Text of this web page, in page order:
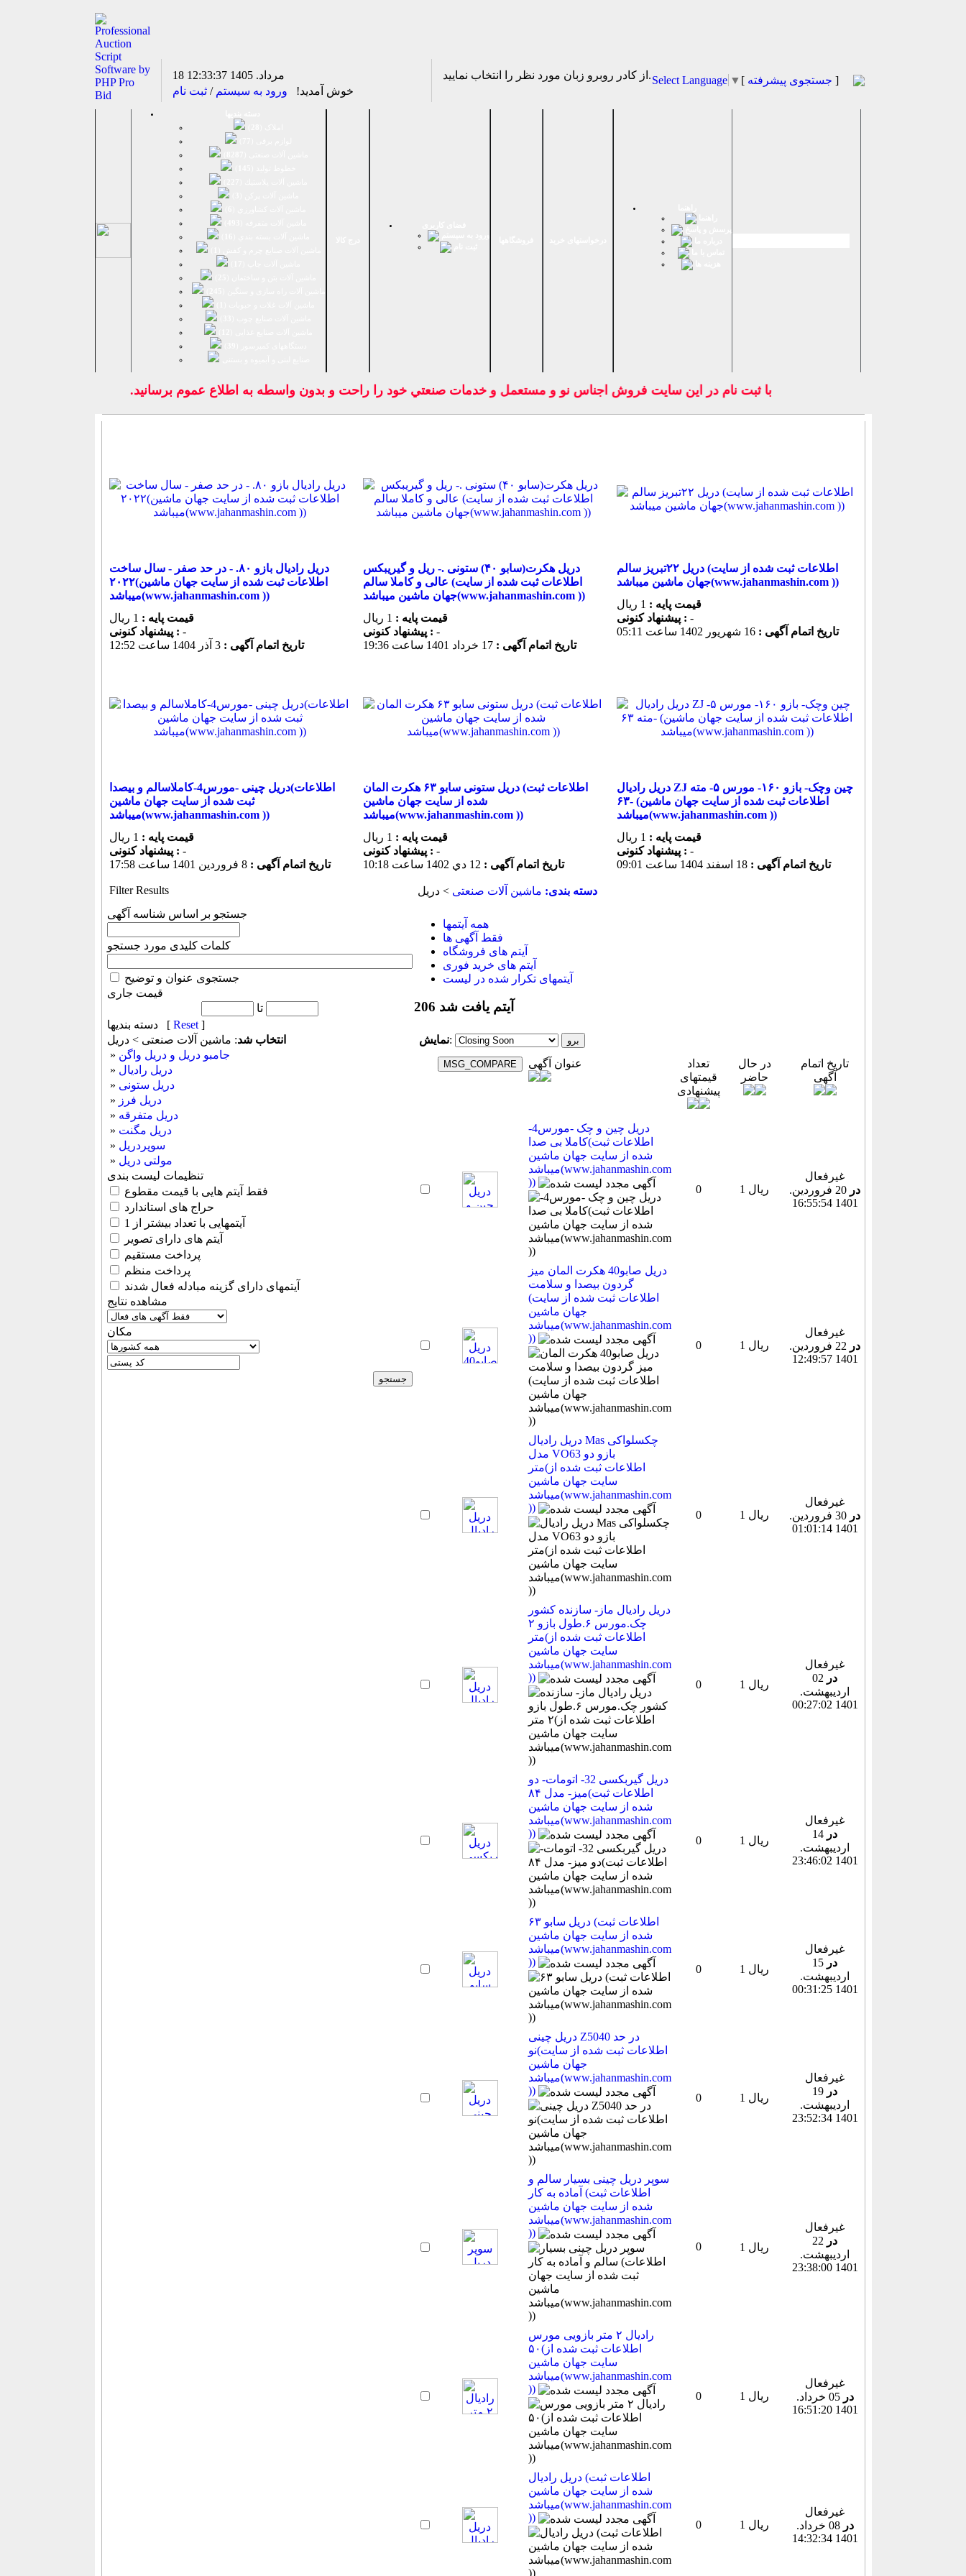
18 مرداد. 1405
12:33:38
خوش آمدید! ورود به سیستم /ثبت نام
از كادر روبرو زبان مورد نظر را انتخاب نماييد.Select Language ▼ [ جستجوی پیشرفته ]
با ثبت نام در اين سايت فروش اجناس نو و مستعمل و خدمات صنعتي خود را راحت و بدون واسطه به اطلاع عموم برسانيد.
دریل رادیال بازو ۸۰. - در حد صفر - سال ساخت
۲۰۲۲(اطلاعات ثبت شده از سایت جهان ماشین
میباشد(www.jahanmashin.com ))
قیمت پایه :
پیشنهاد كنونی : -
تاریخ اتمام آگهی : 3 آذر 1404 ساعت 12:52
دریل هکرت(سابو ۴۰) ستونی .- ریل و گیریبکس
عالی و کاملا سالم (اطلاعات ثبت شده از سایت
جهان ماشین میباشد(www.jahanmashin.com ))
قیمت پایه :
پیشنهاد كنونی : -
تاریخ اتمام آگهی : 17 خرداد 1401 ساعت 19:36
دریل ۲۲تبریز سالم (اطلاعات ثبت شده از سایت
جهان ماشین میباشد(www.jahanmashin.com ))
قیمت پایه :
پیشنهاد كنونی : -
تاریخ اتمام آگهی : 16 شهريور 1402 ساعت 05:11
دریل چینی -مورس4-کاملاسالم و بیصدا(اطلاعات
ثبت شده از سایت جهان ماشین
میباشد(www.jahanmashin.com ))
قیمت پایه :
پیشنهاد كنونی : -
تاریخ اتمام آگهی : 8 فروردين 1401 ساعت 17:58
دریل ستونی سابو ۶۳ هکرت المان (اطلاعات ثبت
شده از سایت جهان ماشین
میباشد(www.jahanmashin.com ))
قیمت پایه :
پیشنهاد كنونی : -
تاریخ اتمام آگهی :
دریل رادیال ZJ چین وچک- بازو ۱۶۰- مورس ۵- مته
۶۳- (اطلاعات ثبت شده از سایت جهان ماشین
میباشد(www.jahanmashin.com ))
قیمت پایه :
پیشنهاد كنونی : -
تاریخ اتمام آگهی : 18 اسفند 1404 ساعت 09:01
Filter Results
جستجو بر اساس شناسه آگهی
کلمات کلیدی مورد جستجو
جستجوی عنوان و توضیح
قیمت جاری
تا
دسته بندیها [ Reset]
انتخاب شد: ماشين آلات صنعتی > دريل
» جامبو دریل و دریل واگن
» دریل رادیال
» دریل ستونی
» دریل فرز
» دریل متفرقه
» دریل مگنت
» سوپردریل
» مولتی دریل
تنظیمات لیست بندی
فقط آیتم هایی با قیمت مقطوع
حراج های استاندارد
آیتمهایی با تعداد بیشتر از 1
آیتم های دارای تصویر
پرداخت مستقیم
پرداخت منظم
آیتمهای دارای گزینه مبادله فعال شدند
مشاهده نتایج
مكان
دسته بندی: ماشين آلات صنعتی > دريل
همه آیتمها
فقط آگهی ها
آیتم های فروشگاه
آیتم های خرید فوری
آیتمهای تکرار شده در لیست
206 آیتم یافت شد
نمایش:
عنوان آگهی
تعداد
قیمتهای
پیشنهادی
در حال
حاضر
تاریخ اتمام
آگهی
دریل چین و چک -مورس4-
کاملا بی صدا(اطلاعات ثبت
شده از سایت جهان ماشین
میباشد(www.jahanmashin.com
))
0 1 ریال
غیرفعال
در
20 فروردين.
1401 16:55:54
دریل صابو40 هکرت المان میز
گردون بیصدا و سلامت
(اطلاعات ثبت شده از سایت
جهان ماشین
میباشد(www.jahanmashin.com
))
0 1 ریال
غیرفعال
در
22 فروردين.
1401 12:49:57
دریل رادیال Mas چکسلواکی
مدل VO63 بازو دو
متر(اطلاعات ثبت شده از
سایت جهان ماشین
میباشد(www.jahanmashin.com
))
0 1 ریال
غیرفعال
در
30 فروردين.
1401 01:01:14
دریل رادیال ماز- سازنده کشور
چک.مورس ۶.طول بازو ۲
متر(اطلاعات ثبت شده از
سایت جهان ماشین
میباشد(www.jahanmashin.com
))
0 1 ریال
غیرفعال
در 02
ارديبهشت.
1401 00:27:02
دریل گیربکسی 32- اتومات- دو
میز- مدل ۸۴(اطلاعات ثبت
شده از سایت جهان ماشین
میباشد(www.jahanmashin.com
))
0 1 ریال
غیرفعال
در 14
ارديبهشت.
1401 23:46:02
دریل سابو ۶۳ (اطلاعات ثبت
شده از سایت جهان ماشین
میباشد(www.jahanmashin.com
))
0 1 ریال
غیرفعال
در 15
ارديبهشت.
1401 00:31:25
دریل چینی Z5040 در حد
نو(اطلاعات ثبت شده از سایت
جهان ماشین
میباشد(www.jahanmashin.com
))
0 1 ریال
غیرفعال
در 19
ارديبهشت.
1401 23:52:34
سوپر دریل چینی بسیار سالم و
آماده به کار (اطلاعات ثبت
شده از سایت جهان ماشین
میباشد(www.jahanmashin.com
))
0
1 ریال
غیرفعال
در 22
ارديبهشت.
1401 23:38:00
رادیال ۲ متر بازویی مورس
۵۰(اطلاعات ثبت شده از
سایت جهان ماشین
میباشد(www.jahanmashin.com
))
0 1 ریال
غیرفعال
در
05 خرداد.
1401 16:51:20
دریل رادیال (اطلاعات ثبت
شده از سایت جهان ماشین
میباشد(www.jahanmashin.com
))
0 1 ریال
غیرفعال
در
08 خرداد.
1401 14:32:34